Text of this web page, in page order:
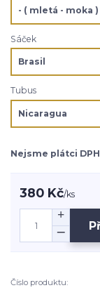
Sáček
Tubus
Nejsme plátci DPH
380 Kč/ks
Číslo produktu: